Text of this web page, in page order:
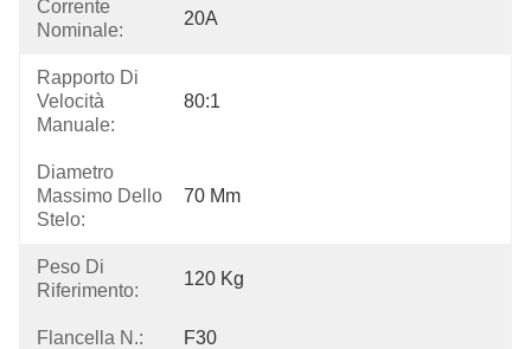
Corrente
Nominale:
20A
Rapporto Di
Velocità
Manuale:
80:1
Diametro
Massimo Dello
Stelo:
70 Mm
Peso Di
Riferimento:
120 Kg
Flancella N.: F30